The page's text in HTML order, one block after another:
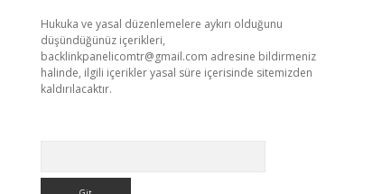
Hukuka ve yasal düzenlemelere aykırı olduğunu
düşündüğünüz içerikleri,
backlinkpanelicomtr@gmail.com adresine bildirmeniz
halinde, ilgili içerikler yasal süre içerisinde sitemizden
kaldırılacaktır.